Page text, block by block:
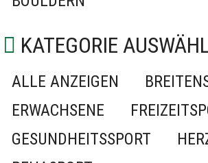
KATEGORIE
ALLE ANZEIGEN
ERWACHSENE
GESUNDHEITSSPORT